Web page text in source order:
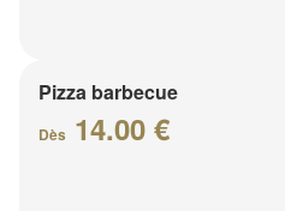
Pizza barbecue
Dès 14.00 €